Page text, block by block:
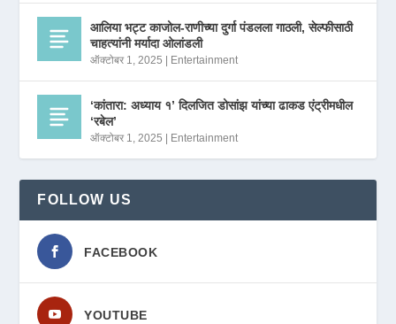
आलिया भट्ट काजोल-राणीच्या दुर्गा पंडलला गाठली, सेल्फीसाठी
चाहत्यांनी मर्यादा ओलांडली
ऑक्टोबर 1, 2025 Entertainment
‘कांतारा: अध्याय १’ दिलजित डोसांझ यांच्या ढाकड एंट्रीमधील
‘रबेल’
ऑक्टोबर 1, 2025 Entertainment
FOLLOW US
FACEBOOK
YOUTUBE